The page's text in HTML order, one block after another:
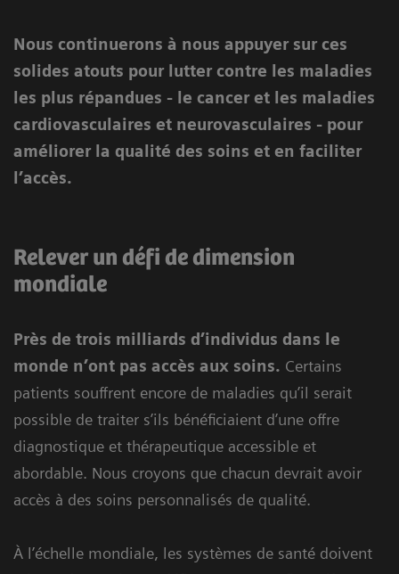
Nous continuerons à nous appuyer sur ces
solides atouts pour lutter contre les maladies
les plus répandues - le cancer et les maladies
cardiovasculaires et neurovasculaires - pour
améliorer la qualité des soins et en faciliter
l’accès.
Relever un défi de dimension
mondiale
Près de trois milliards d’individus dans le
monde n’ont pas accès aux soins. Certains
patients souffrent encore de maladies qu’il serait
possible de traiter s’ils bénéficiaient d’une offre
diagnostique et thérapeutique accessible et
abordable. Nous croyons que chacun devrait avoir
accès à des soins personnalisés de qualité.
À l’échelle mondiale, les systèmes de santé doivent